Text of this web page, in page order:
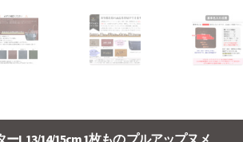
L 13/14/15cm 1枚もの プルアップヌメ